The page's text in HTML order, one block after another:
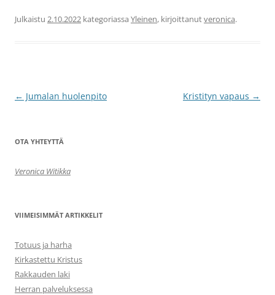
Julkaistu 2.10.2022 kategoriassa Yleinen, kirjoittanutveronica.
Artikkelien
← Jumalan huolenpito Kristityn vapaus →
OTA YHTEYTTÄ
Veronica Witikka
VIIMEISIMMÄT ARTIKKELIT
Totuus ja harha
Kirkastettu Kristus
Rakkauden laki
Herran palveluksessa